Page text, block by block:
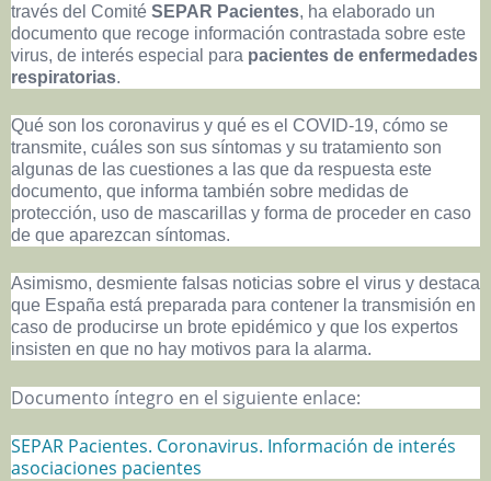
través del Comité SEPAR Pacientes, ha elaborado un
documento que recoge información contrastada sobre este
virus, de interés especial para pacientes de enfermedades
respiratorias.
Qué son los coronavirus y qué es el COVID-19, cómo se
transmite, cuáles son sus síntomas y su tratamiento son
algunas de las cuestiones a las que da respuesta este
documento, que informa también sobre medidas de
protección, uso de mascarillas y forma de proceder en caso
de que aparezcan síntomas.
Asimismo, desmiente falsas noticias sobre el virus y destaca
que España está preparada para contener la transmisión en
caso de producirse un brote epidémico y que los expertos
insisten en que no hay motivos para la alarma.
Documento íntegro en el siguiente enlace:
SEPAR Pacientes. Coronavirus. Información de interés
asociaciones pacientes